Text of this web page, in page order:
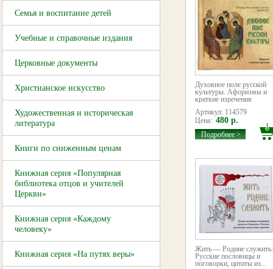
Семья и воспитание детей
Учебные и справочные издания
Церковные документы
Христианское искусство
Художественная и историческая
литература
Книги по сниженным ценам
Книжная серия «Популярная
библиотека отцов и учителей
Церкви»
Книжная серия «Каждому
человеку»
Книжная серия «На путях веры»
Духовное поле русской
культуры. Афоризмы и
краткие изречения
Артикул: 114579
Цена: 480 р.
Подробнее >
Жить — Родине служить:
Русские пословицы и
поговорки, цитаты из...